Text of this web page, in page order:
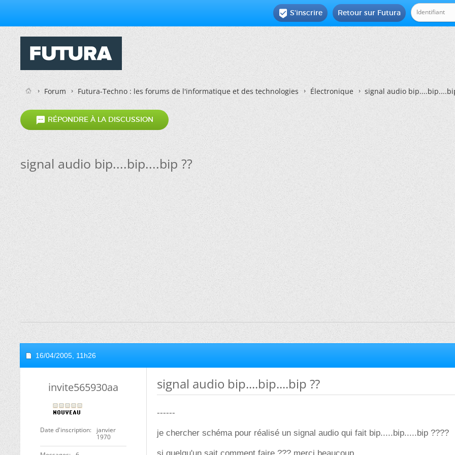
Retour sur Futura
 S'inscrire
Forum Futura-Techno : les forums de l'informatique et des technologies Électronique signal audio
 RÉPONDRE À LA DISCUSSION
signal audio bip....bip....bip ??
16/04/2005, 11h26
invite565930aa
Date d'inscription
janvier
1970
signal audio bip....bip....bip ??
------
je chercher schéma pour réalisé un signal audio qui fait bip.....bip.....bip ????